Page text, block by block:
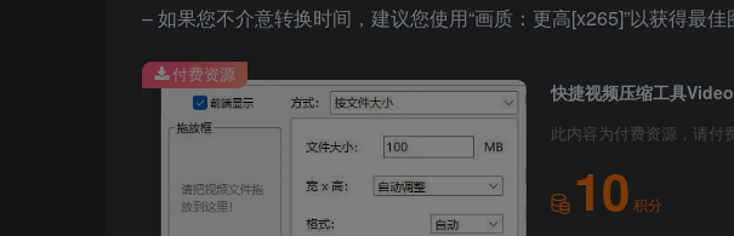
– 如果您不介意转换时间，建议您使用“画质：更高[x265]”以获得最佳
快捷视频压缩工具
此内容为付费资源，请付
10 积分
付费资源